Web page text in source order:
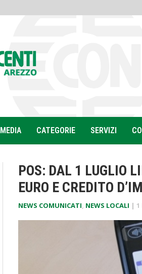
MEDIA CATEGORIE SERVIZI
POS: DAL 1 LUGLIO
EURO E CREDITO
NEWS COMUNICATI, NEWS LOCALI | 1